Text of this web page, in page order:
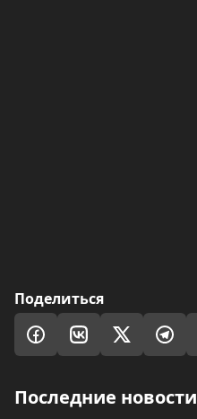
Поделиться
Последние новости